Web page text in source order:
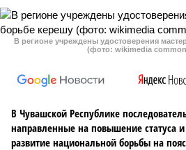
В регионе учреждены удостоверения
(фото: wikimedia
В Чувашской Республике
направленные на повышение статуса
развитие национальной борьбы на